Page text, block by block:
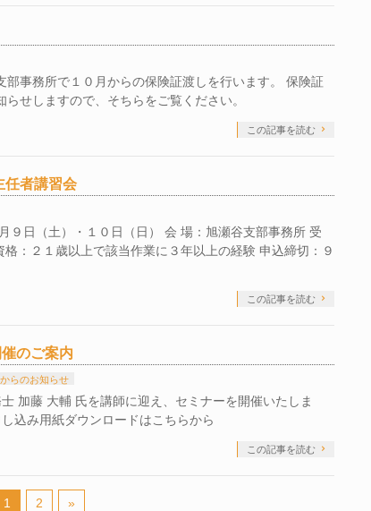
事務所で１０月からの保険証渡しを行います。 保険証
せしますので、そちらをご覧ください。
この記事を読む
任者講習会
９日（土）・１０日（日） 会 場：旭瀬谷支部事務所 受
：２１歳以上で該当作業に３年以上の経験 申込締切：９
この記事を読む
のご案内
らのお知らせ
加藤 大輔 氏を講師に迎え、セミナーを開催いたしま
込み用紙ダウンロードはこちらから
この記事を読む
1 2 »